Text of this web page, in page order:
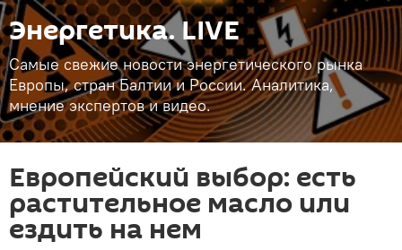
Энергетика. LIVE
Самые свежие новости энергетического рынка
Европы, стран Балтии и России. Аналитика,
мнение экспертов и видео.
Европейский выбор: есть
растительное масло или
ездить на нем